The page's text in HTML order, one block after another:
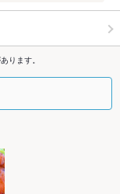
ります。